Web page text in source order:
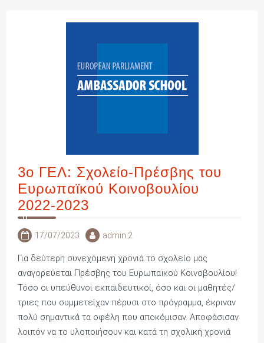
3o ΓΕΛ: Σχολείο-Πρέσβης του
Ευρωπαϊκού Κοινοβουλίου
2022-2023
17/07/2023 admin 2
Για δεύτερη συνεχόμενη χρονιά το σχολείο μας
αναγορεύεται Πρέσβης του Ευρωπαϊκού Κοινοβουλίου!
Τόσο οι υπεύθυνοι εκπαιδευτικοί, όσο και οι μαθητές/
τριες που συμμετείχαν πέρυσι στο πρόγραμμα, έκριναν
πολύ σημαντικά τα οφέλη που αποκόμισαν. Αποφάσισαν
λοιπόν να το υλοποιήσουν και κατά τη σχολική χρονιά